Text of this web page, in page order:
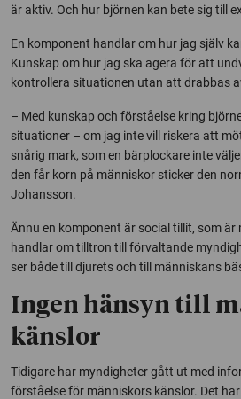
är aktiv. Och hur björnen kan bete sig till
En komponent handlar om hur jag själv
Kunskap om hur jag ska agera för att
kontrollera situationen utan att drabbas
– Med kunskap och förståelse kring
situationer – om jag inte vill riskera att
snårig mark, som en bärplockare inte
den får korn på människor sticker den
Johansson.
Ännu en komponent är social tillit, som är
handlar om tilltron till förvaltande
ser både till djurets och till människans
Ingen hänsyn till
känslor
Tidigare har myndigheter gått ut med
förståelse för människors känslor. Det